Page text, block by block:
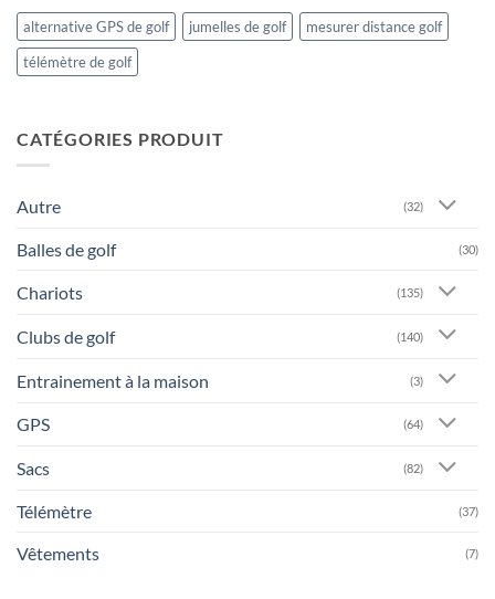
alternative GPS de golf jumelles de golf
mesurer distance golf
télémètre de golf
CATÉGORIES PRODUIT
Autre (32)
Balles de golf (30)
Chariots (135)
Clubs de golf (140)
Entrainement à la maison (3)
GPS (64)
Sacs (82)
Télémètre (37)
Vêtements (7)